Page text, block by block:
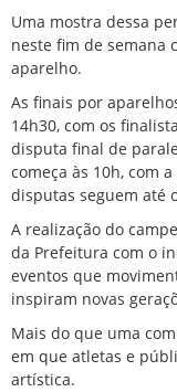
Uma mostra dessa
neste fim de semana
aparelho.
As finais por
14h30, com os
disputa final de
começa às 10h, com
disputas seguem até
A realização do
da Prefeitura com o
eventos que
inspiram novas
Mais do que uma
em que atletas e
artística.